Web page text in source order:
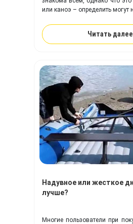
или каноэ – определить могут
Читать
Надувное или жесткое
лучше?
Многие пользователи при